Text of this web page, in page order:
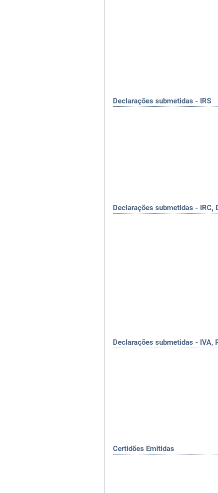
Declarações submetidas - IRS
Declarações submetidas - IRC,
Declarações submetidas - IVA,
Certidões Emitidas